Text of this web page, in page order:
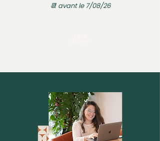
📆 avant le 7/08/26